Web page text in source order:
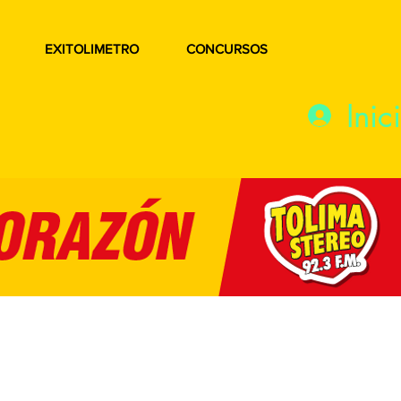
EXITOLIMETRO CONCURSOS